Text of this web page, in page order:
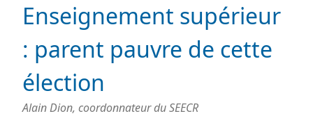
Enseignement supérieur
: parent pauvre de cette
élection
Alain Dion, coordonnateur du SEECR